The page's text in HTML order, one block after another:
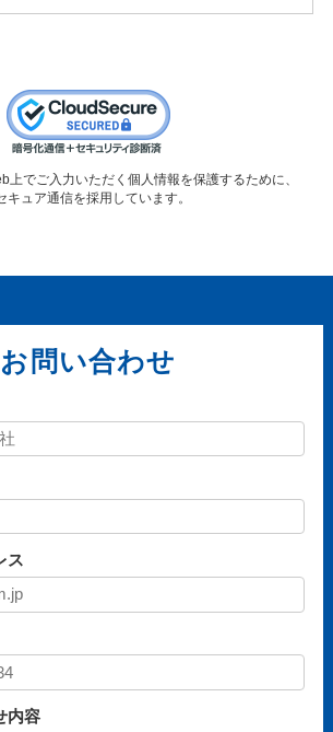
上でご入力いただく個人情報を保護するために、
ュア通信を採用しています。
お問い合わせ
ス
内容